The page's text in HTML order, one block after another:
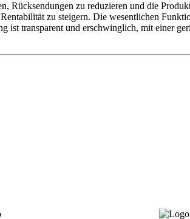
Rücksendungen zu reduzieren und die
zu steigern. Die wesentlichen
ist transparent und erschwinglich, mit einer